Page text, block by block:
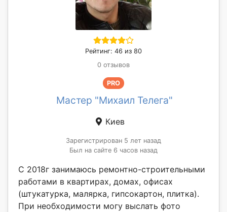
Рейтинг: 46 из 80
0 отзывов
PRO
Мастер "Михаил Телега"
Киев
Зарегистрирован 5 лет назад
Был на сайте 6 часов назад
С 2018г занимаюсь ремонтно-строительными
работами в квартирах, домах, офисах
(штукатурка, малярка, гипсокартон, плитка).
При необходимости могу выслать фото